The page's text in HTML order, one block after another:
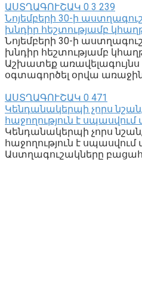
ԱՍՏՂԱԳՈՒՇԱԿ 0 3 239
Նոյեմբերի 30-ի
խնդիր հեշտությամբ
Նոյեմբերի 30-ի
խնդիր հեշտությամբ
Աշխատեք առավելագույնս
օգտագործել օրվա
ԱՍՏՂԱԳՈՒՇԱԿ 0 471
Կենդանակերպի չորս
հաջողություն է սպասվում
Կենդանակերպի չորս
հաջողություն է սպասվում
Աստղագուշակները